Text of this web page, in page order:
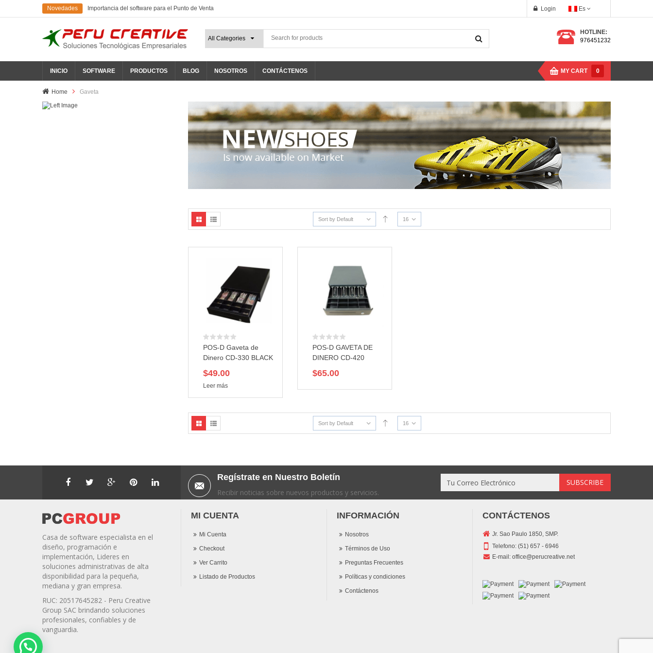
Es
Login
Novedades Importancia del software para el Punto de Venta
HOTLINE:
976451232
INICIO SOFTWARE PRODUCTOS BLOG NOSOTROS CONTÁCTENOS MY CART 0
Home Gaveta
Sort by Default 16
POS-D Gaveta de
Dinero CD-330 BLACK
$49.00
Leer más
POS-D GAVETA DE
DINERO CD-420
$65.00
Sort by Default 16
Regístrate en Nuestro Boletín
Recibir noticias sobre nuevos productos y servicios.
Casa de software especialista en el
diseño, programación e
implementación, Lideres en
soluciones administrativas de alta
disponibilidad para la pequeña,
mediana y gran empresa.
RUC: 20517645282 - Peru Creative
Group SAC brindando soluciones
profesionales, confiables y de
vanguardia.
MI CUENTA
Mi Cuenta
Checkout
Ver Carrito
Listado de Productos
INFORMACIÓN
Nosotros
Términos de Uso
Preguntas Frecuentes
Políticas y condiciones
Contáctenos
CONTÁCTENOS
Jr. Sao Paulo 1850, SMP.
Telefono: (51) 657 - 6946
E-mail: office@perucreative.net